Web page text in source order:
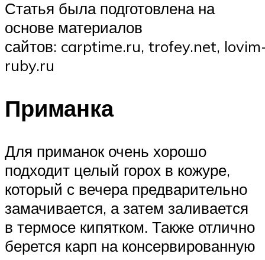
Статья была подготовлена на
основе материалов
сайтов: carptime.ru, trofey.net,
ruby.ru
Приманка
Для приманок очень хорошо
подходит целый горох в кожуре,
который с вечера предварительно
замачивается, а затем заливается
в термосе кипятком. Также отлично
берется карп на консервированную